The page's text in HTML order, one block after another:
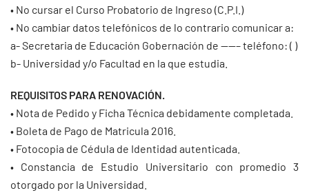
• No cursar el Curso Probatorio de Ingreso (C.P.I.)
• No cambiar datos telefónicos de lo contrario comunicar a:
a- Secretaria de Educación Gobernación de ——– teléfono: ( )
b- Universidad y/o Facultad en la que estudia.
REQUISITOS PARA RENOVACIÓN.
• Nota de Pedido y Ficha Técnica debidamente completada.
• Boleta de Pago de Matricula 2016.
• Fotocopia de Cédula de Identidad autenticada.
• Constancia de Estudio Universitario con promedio 3
otorgado por la Universidad.